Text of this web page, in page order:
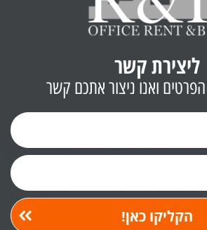
ליצירת קשר
ואנו ניצור אתכם קשר